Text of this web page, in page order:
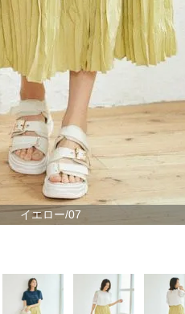
イエロー/07